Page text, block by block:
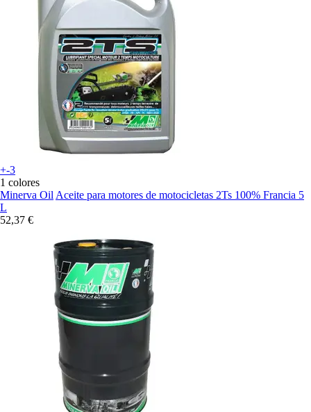
+-3
1 colores
Minerva Oil Aceite para motores de motocicletas 2Ts 100% Francia 5
L
52,37 €